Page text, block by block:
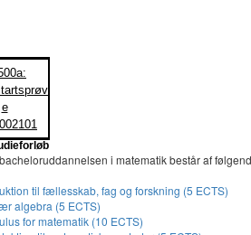
e
i matematik består af
til fællesskab, fag og forskning (5 ECTS)
algebra (5 ECTS)
for matematik (10 ECTS)